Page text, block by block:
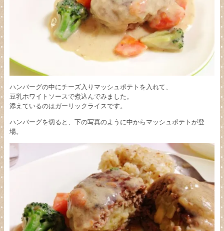
ハンバーグの中にチーズ入りマッシュポテトを入れて、
豆乳ホワイトソースで煮込んでみました。
添えているのはガーリックライスです。
ハンバーグを切ると、下の写真のように中からマッシュポテトが登
場。